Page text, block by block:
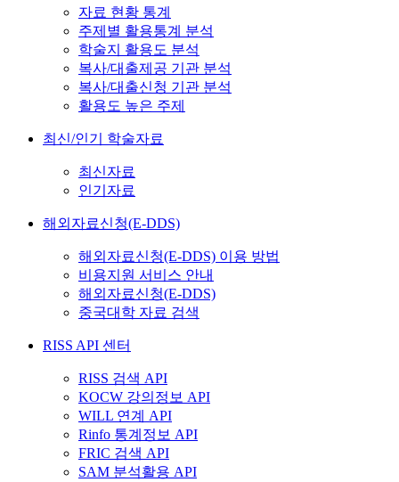
자료 현황 통계
주제별 활용통계 분석
학술지 활용도 분석
복사/대출제공 기관 분석
복사/대출신청 기관 분석
활용도 높은 주제
최신/인기 학술자료
최신자료
인기자료
해외자료신청(E-DDS)
해외자료신청(E-DDS) 이용 방법
비용지원 서비스 안내
해외자료신청(E-DDS)
중국대학 자료 검색
RISS API 센터
RISS 검색 API
KOCW 강의정보 API
WILL 연계 API
Rinfo 통계정보 API
FRIC 검색 API
SAM 분석활용 API